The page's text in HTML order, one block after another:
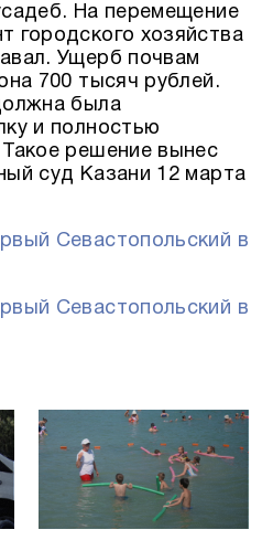
На перемещение
городского хозяйства
Ущерб почвам
700 тысяч рублей.
была
и полностью
решение вынес
суд Казани 12 марта
Севастопольский в
Севастопольский в